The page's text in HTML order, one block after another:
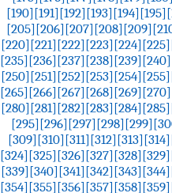
[190][191][192][193][194][195]
[205][206][207][208][209]
[220][221][222][223][224][225]
[235][236][237][238][239][240]
[250][251][252][253][254][255]
[265][266][267][268][269][270]
[280][281][282][283][284][285]
[295][296][297][298][299]
[309][310][311][312][313][314]
[324][325][326][327][328][329]
[339][340][341][342][343][344]
[354][355][356][357][358][359]